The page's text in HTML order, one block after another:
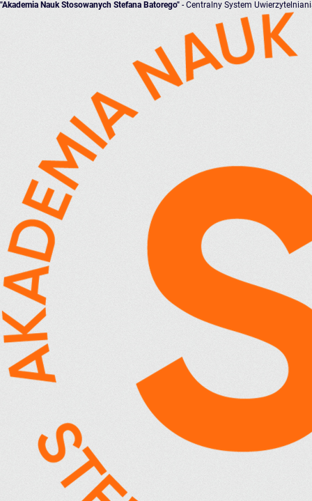
"Akademia Nauk Stosowanych Stefana Batorego" - Centralny System